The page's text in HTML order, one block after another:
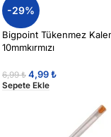
-29%
Bigpoint Tükenmez
10mmkırmızı
6,99₺ 4,99₺
Sepete Ekle